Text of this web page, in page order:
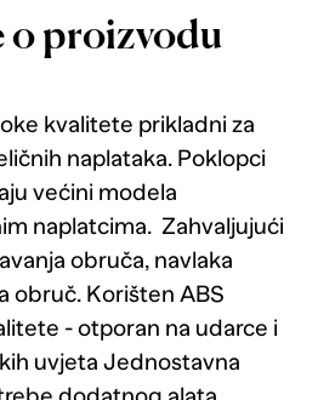
o proizvodu
kvalitete prikladni za
naplataka. Poklopci
većini modela
naplatcima. Zahvaljujući
obruča, navlaka
obruč. Korišten ABS
- otporan na udarce i
uvjeta Jednostavna